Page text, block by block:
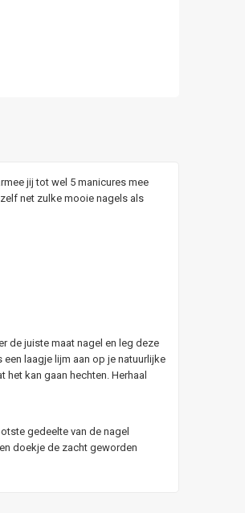
jij tot wel 5 manicures mee
net zulke mooie nagels als
de juiste maat nagel en leg deze
laagje lijm aan op je natuurlijke
kan gaan hechten. Herhaal
gedeelte van de nagel
doekje de zacht geworden